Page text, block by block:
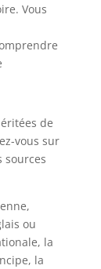
Vous
de
vous sur
sources
ou
la
la